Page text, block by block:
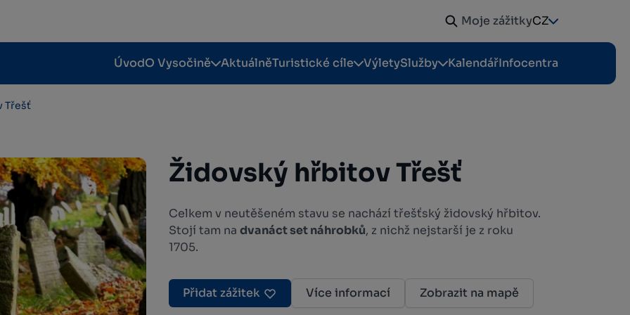
Moje zážitkyCZ
ÚvodO Vysočině AktuálněTuristické cíle VýletySlužby KalendářInfocentra
Třešť
Židovský hřbitov Třešť
Celkem v neutěšeném stavu se nachází třešťský židovský hřbitov.
Stojí tam na dvanáct set náhrobků, z nichž nejstarší je z roku
1705.
Přidat zážitek Více informací Zobrazit na mapě